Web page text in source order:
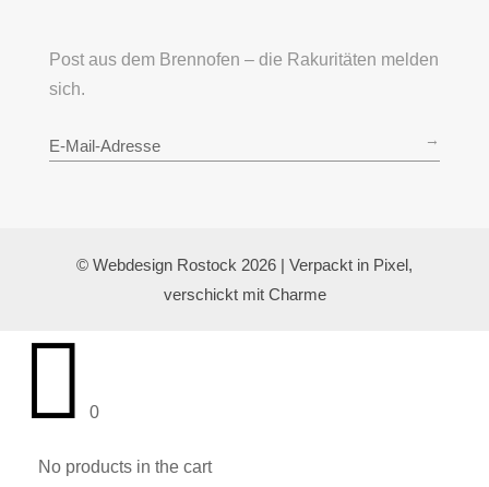
Post aus dem Brennofen – die Rakuritäten melden
sich.
→
© Webdesign Rostock 2026 | Verpackt in Pixel,
verschickt mit Charme
 0
No products in the cart